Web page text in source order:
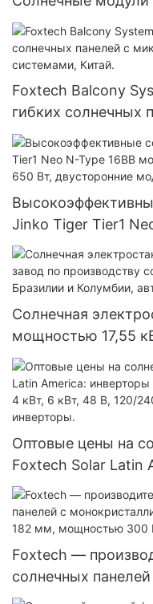
Foxtech Balcony
гибких солнечных
микроинвертором
Китай.
Jinko Tiger Tier1
590 Вт, 620 Вт, 630
модули с двумя
Солнечная
мощностью 17,55
солнечных
Колумбии,
Оптовые цены на
Foxtech Solar Latin
чистой
48 В, 120/240 В,
инверторы.
Foxtech —
солнечных
элементами